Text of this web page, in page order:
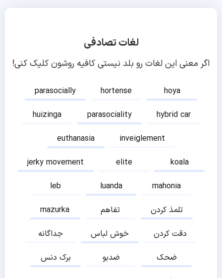
لغات تصادفی
اگر معنی این لغات رو بلد نیستی کافیه روشون کلیک کنی!
parasocially hortense
hoya
huizinga
parasociality
hybrid car
euthanasia
inveiglement
jerky movement
elite
koala
leb
luanda
mahonia
mazurka
تفاهم
تلمذ کردن
جداگانه
خوش لباس
دقت کردن
برک دنس
ضدبو
ضحک